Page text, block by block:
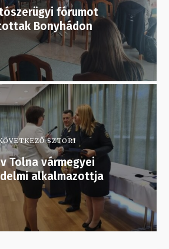
fórumot
Bonyhádon
SZTORI
Tolna vármegyei
alkalmazottja